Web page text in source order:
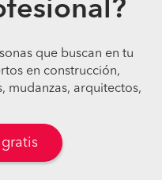
que buscan en tu
en construcción,
mudanzas, arquitectos,
gratis